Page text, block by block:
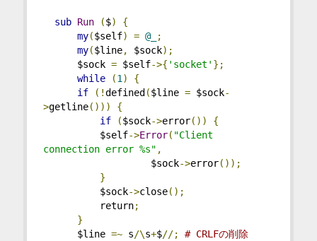
sub Run ($)
{
my($self) = @_
;
my($line, $sock);
$sock = $self->{ 'socket' };
while
(1 )
{
if
(!defined($line = $sock-
>getline()))
{
if
($sock->error())
{
$self->Error( "Client
connection error %s" ,
$sock->error());
}
$sock->close();
return;
}
$line =~ s/\s+$//;
# CRLFの削除